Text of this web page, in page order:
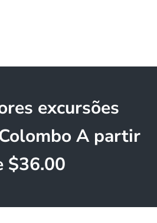
excursões
A partir
$36.00